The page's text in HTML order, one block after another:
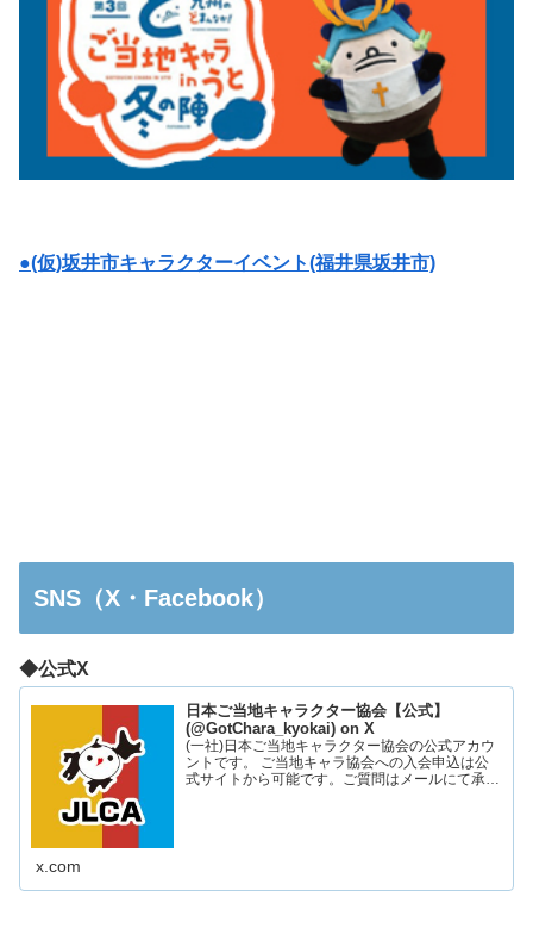
●(仮)坂井市キャラクターイベント(福井県坂井市)
SNS（X・Facebook）
◆公式X
日本ご当地キャラクター協会【公式】
(@GotChara_kyokai) on X
(一社)日本ご当地キャラクター協会の公式アカウ
ントです。 ご当地キャラ協会への入会申込は公
式サイトから可能です。ご質問はメールにて承っ
x.com